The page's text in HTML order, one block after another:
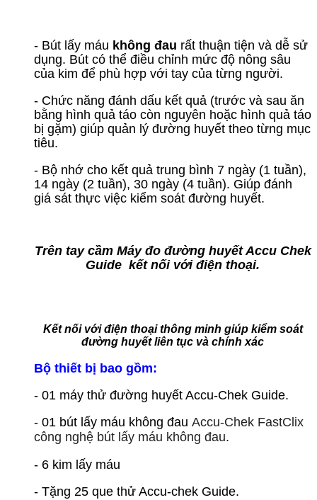
- Bút lấy máu không đau rất thuận tiện và dễ sử
dụng. Bút có thể điều chỉnh mức độ nông sâu
của kim để phù hợp với tay của từng người.
- Chức năng đánh dấu kết quả (trước và sau ăn
bằng hình quả táo còn nguyên hoặc hình quả táo
bị gặm) giúp quản lý đường huyết theo từng mục
tiêu.
- Bộ nhớ cho kết quả trung bình 7 ngày (1 tuần),
14 ngày (2 tuần), 30 ngày (4 tuần). Giúp đánh
giá sát thực việc kiểm soát đường huyết.
Trên tay cầm Máy đo đường huyết Accu Chek
Guide kết nối với điện thoại.
Kết nối với điện thoại thông minh giúp kiểm soát
đường huyết liên tục và chính xác
Bộ thiết bị bao gồm:
- 01 máy thử đường huyết Accu-Chek Guide.
- 01 bút lấy máu không đau Accu-Chek FastClix
công nghệ bút lấy máu không đau.
- 6 kim lấy máu
- Tặng 25 que thử Accu-chek Guide.